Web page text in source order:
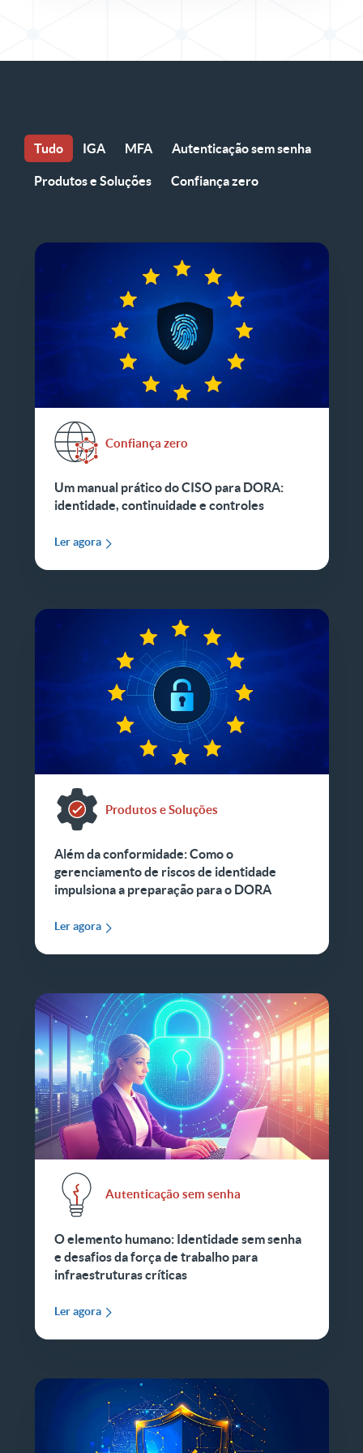
Tudo IGA MFA Autenticação sem senha
Produtos e Soluções Confiança zero
Confiança zero
Um manual prático do CISO para DORA:
identidade, continuidade e controles
Ler agora
Produtos e Soluções
Além da conformidade: Como o
gerenciamento de riscos de identidade
impulsiona a preparação para o DORA
Ler agora
Autenticação sem senha
O elemento humano: Identidade sem senha
e desafios da força de trabalho para
infraestruturas críticas
Ler agora